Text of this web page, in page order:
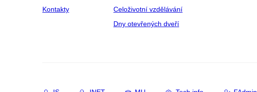
Kontakty
Celoživotní vzdělávání
Dny otevřených dveří